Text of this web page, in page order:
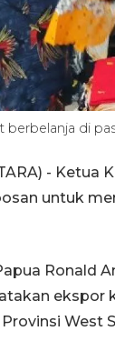
berbelanja di
- Ketua
untuk
Ronald
ekspor
West